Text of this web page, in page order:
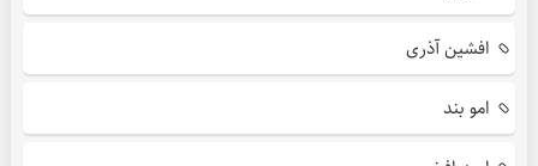
افشین آذری
امو بند